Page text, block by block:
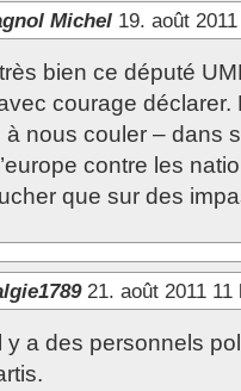
Michel 19. août
bien ce député
courage déclarer.
à nous couler – dans
contre les
que sur des
21. août 2011 11
y a des personnels